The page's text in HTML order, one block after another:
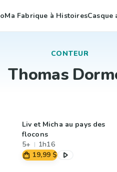
Ma Fabrique à HistoiresCasque
CONTEUR
Thomas
Liv et Micha au pays des
flocons
5+
1h16
19,99 $